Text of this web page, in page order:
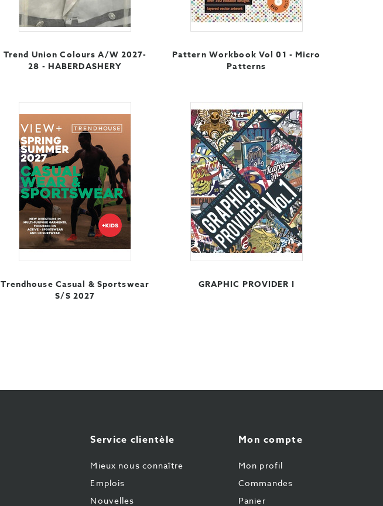
Trend Union Colours A/W 2027-
28 - HABERDASHERY
Pattern Workbook Vol 01 - Micro
Patterns
Trendhouse Casual & Sportswear
S/S 2027
GRAPHIC PROVIDER I
Service clientèle
Mieux nous connaître
Emplois
Nouvelles
Mon compte
Mon profil
Commandes
Panier